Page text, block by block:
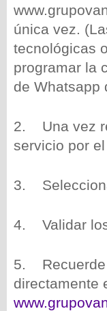
única vez.
tecnológicas
programar la
de Whatsapp
2. Una vez
servicio por
3.
4. Validar los
5. Recuerde
directamente